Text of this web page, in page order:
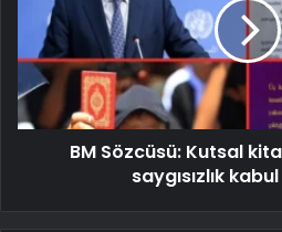
BM Sözcüsü: Kutsal
saygısızlık